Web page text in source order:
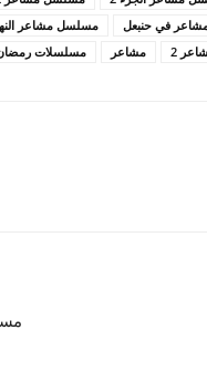
مسلسل مشاعر في حنبعل
مسلسلات مشاعر 2